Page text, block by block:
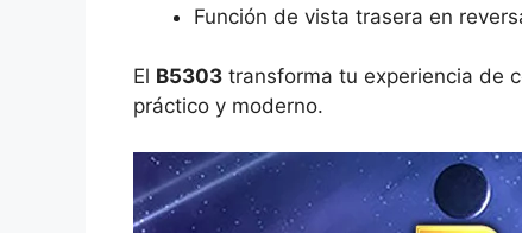
Función de vista trasera en
El B5303 transforma tu experiencia de
práctico y moderno.